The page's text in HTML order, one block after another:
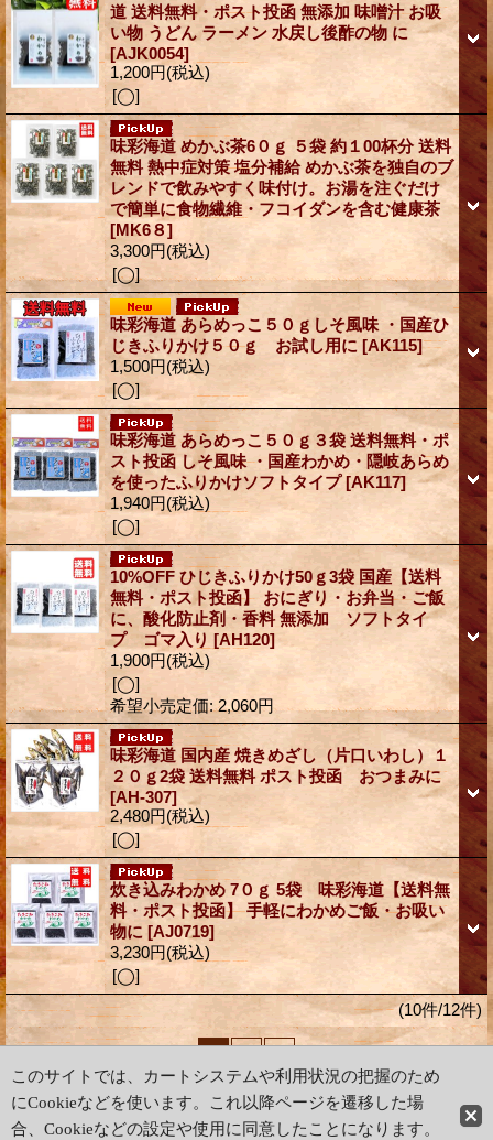
道 送料無料・ポスト投函 無添加 味噌汁 お吸
い物 うどん ラーメン 水戻し後酢の物 に
[AJK0054]
1,200円(税込)
[◯]
味彩海道 めかぶ茶6０ｇ ５袋 約１00杯分 送料
無料 熱中症対策 塩分補給 めかぶ茶を独自のブ
レンドで飲みやすく味付け。お湯を注ぐだけ
で簡単に食物繊維・フコイダンを含む健康茶
[MK6８]
3,300円(税込)
[◯]
味彩海道 あらめっこ５０ｇしそ風味 ・国産ひ
じきふりかけ５０ｇ お試し用に [AK115]
1,500円(税込)
[◯]
味彩海道 あらめっこ５０ｇ３袋 送料無料・ポ
スト投函 しそ風味 ・国産わかめ・隠岐あらめ
を使ったふりかけソフトタイプ[AK117]
1,940円(税込)
[◯]
10%OFF ひじきふりかけ50ｇ3袋 国産【送料
無料・ポスト投函】 おにぎり・お弁当・ご飯
に、酸化防止剤・香料 無添加 ソフトタイ
プ ゴマ入り [AH120]
1,900円(税込)
[◯]
希望小売定価:2,060円
味彩海道 国内産 焼きめざし（片口いわし）１
２０ｇ2袋 送料無料 ポスト投函 おつまみに
[AH-307]
2,480円(税込)
[◯]
炊き込みわかめ 7０ｇ 5袋 味彩海道【送料無
料・ポスト投函】 手軽にわかめご飯・お吸い
物に [AJ0719]
3,230円(税込)
[◯]
(10件/12件)
ホーム |
ショッピングカート
このサイトでは、カートシステムや利用状況の把握のため
にCookieなどを使います。これ以降ページを遷移した場
合、Cookieなどの設定や使用に同意したことになります。